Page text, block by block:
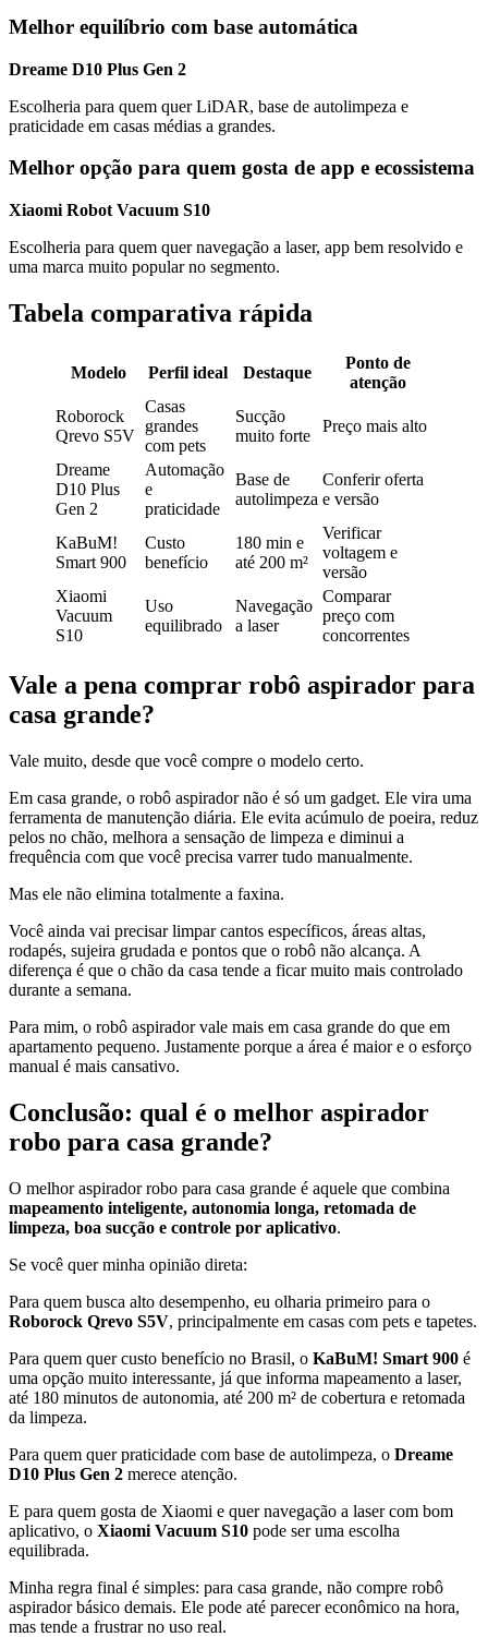
Melhor equilíbrio com base automática
Dreame D10 Plus Gen 2
Escolheria para quem quer LiDAR, base de autolimpeza e
praticidade em casas médias a grandes.
Melhor opção para quem gosta de app e ecossistema
Xiaomi Robot Vacuum S10
Escolheria para quem quer navegação a laser, app bem resolvido e
uma marca muito popular no segmento.
Tabela comparativa rápida
Modelo Perfil ideal Destaque
Ponto de
atenção
Roborock
Qrevo S5V
Casas
grandes
com pets
Sucção
muito forte
Preço mais alto
Dreame
D10 Plus
Gen 2
Automação
e
praticidade
Base de
autolimpeza
Conferir oferta
e versão
KaBuM!
Smart 900
Custo
benefício
180 min e
até 200 m²
Verificar
voltagem e
versão
Xiaomi
Vacuum
S10
Uso
equilibrado
Navegação
a laser
Comparar
preço com
concorrentes
Vale a pena comprar robô aspirador para
casa grande?
Vale muito, desde que você compre o modelo certo.
Em casa grande, o robô aspirador não é só um gadget. Ele vira uma
ferramenta de manutenção diária. Ele evita acúmulo de poeira, reduz
pelos no chão, melhora a sensação de limpeza e diminui a
frequência com que você precisa varrer tudo manualmente.
Mas ele não elimina totalmente a faxina.
Você ainda vai precisar limpar cantos específicos, áreas altas,
rodapés, sujeira grudada e pontos que o robô não alcança. A
diferença é que o chão da casa tende a ficar muito mais controlado
durante a semana.
Para mim, o robô aspirador vale mais em casa grande do que em
apartamento pequeno. Justamente porque a área é maior e o esforço
manual é mais cansativo.
Conclusão: qual é o melhor aspirador
robo para casa grande?
O melhor aspirador robo para casa grande é aquele que combina
mapeamento inteligente, autonomia longa, retomada de
limpeza, boa sucção e controle por aplicativo.
Se você quer minha opinião direta:
Para quem busca alto desempenho, eu olharia primeiro para o
Roborock Qrevo S5V, principalmente em casas com pets e tapetes.
Para quem quer custo benefício no Brasil, o KaBuM! Smart 900 é
uma opção muito interessante, já que informa mapeamento a laser,
até 180 minutos de autonomia, até 200 m² de cobertura e retomada
da limpeza.
Para quem quer praticidade com base de autolimpeza, o Dreame
D10 Plus Gen 2 merece atenção.
E para quem gosta de Xiaomi e quer navegação a laser com bom
aplicativo, o Xiaomi Vacuum S10 pode ser uma escolha
equilibrada.
Minha regra final é simples: para casa grande, não compre robô
aspirador básico demais. Ele pode até parecer econômico na hora,
mas tende a frustrar no uso real.